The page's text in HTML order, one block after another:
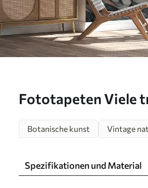
Fototapeten Viele
Botanische kunst Vintage
Spezifikationen und Material